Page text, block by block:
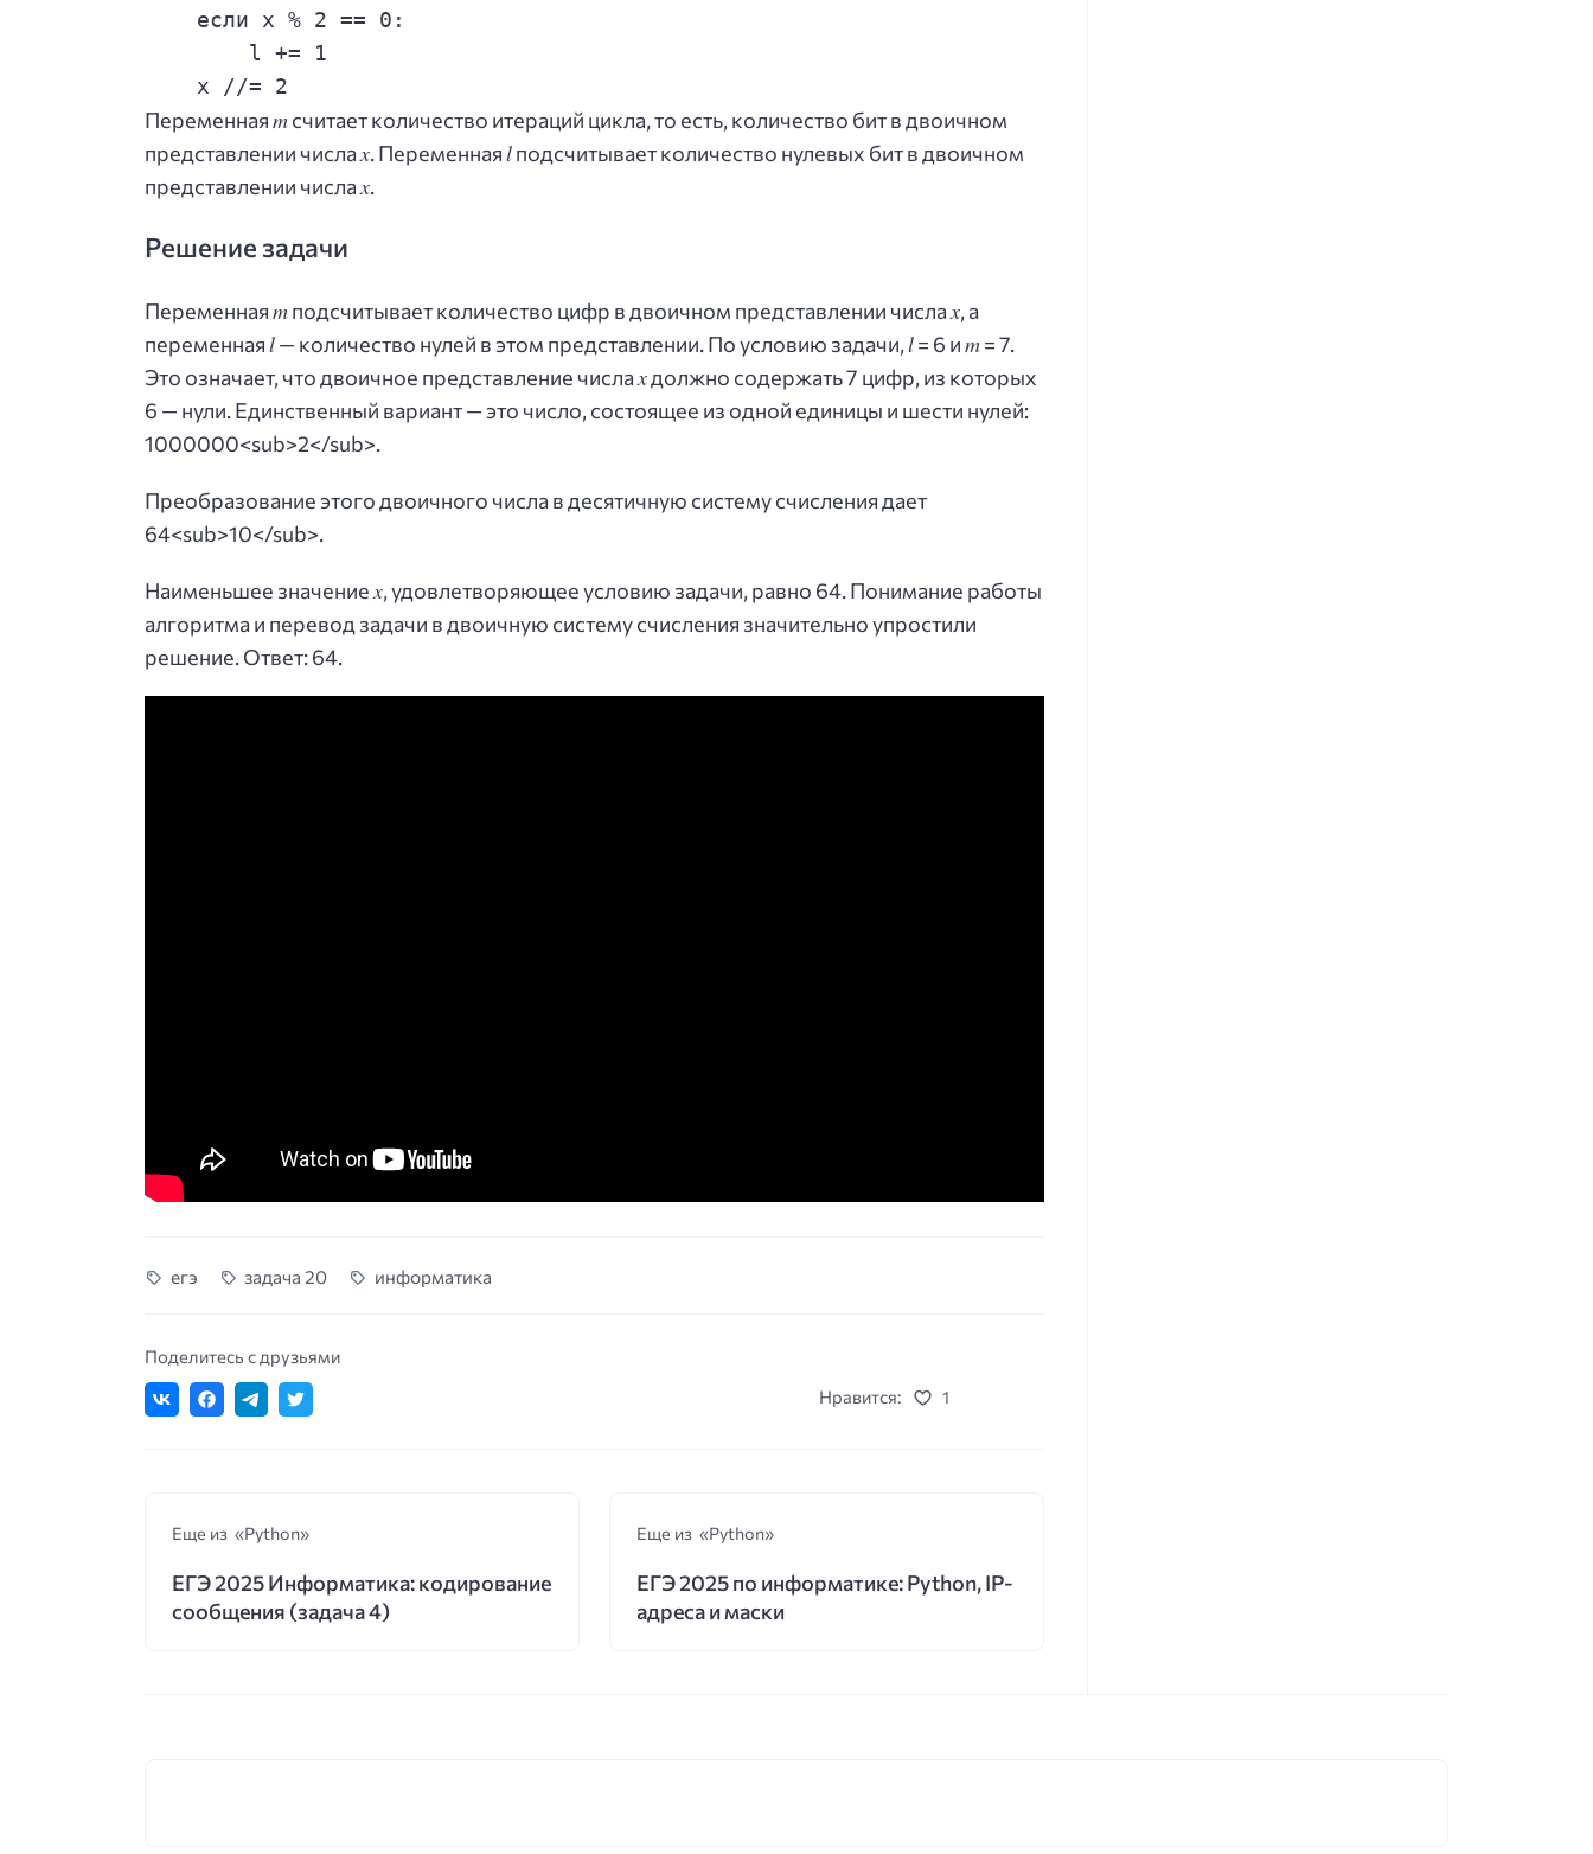
    если x % 2 == 0:
        l += 1
    x //= 2
Переменнаяmсчитает количество итераций цикла, то есть, количество бит в двоичном
представлении числаx. Переменнаяlподсчитывает количество нулевых бит в двоичном
представлении числаx.
Решение задачи
Переменнаяmподсчитывает количество цифр в двоичном представлении числаx, а
переменнаяl— количество нулей в этом представлении. По условию задачи,l= 6 иm= 7.
Это означает, что двоичное представление числаxдолжно содержать 7 цифр, из которых
6 — нули. Единственный вариант — это число, состоящее из одной единицы и шести нулей:
1000000<sub>2</sub>.
Преобразование этого двоичного числа в десятичную систему счисления дает
64<sub>10</sub>.
Наименьшее значениеx, удовлетворяющее условию задачи, равно 64. Понимание работы
алгоритма и перевод задачи в двоичную систему счисления значительно упростили
решение. Ответ: 64.
егэ задача 20 информатика
Поделитесь с друзьями
Нравится:
1
Еще из «Python»
ЕГЭ 2025 Информатика: кодирование
сообщения (задача 4)
Еще из «Python»
ЕГЭ 2025 по информатике: Python, IP-
адреса и маски